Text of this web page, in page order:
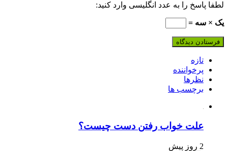
لطفا پاسخ را به عدد انگلیسی وارد کنید:
یک × سه =
تازه
پرخواننده
نظرها
برچسب ها
علت خواب رفتن دست چیست؟
2 روز پیش